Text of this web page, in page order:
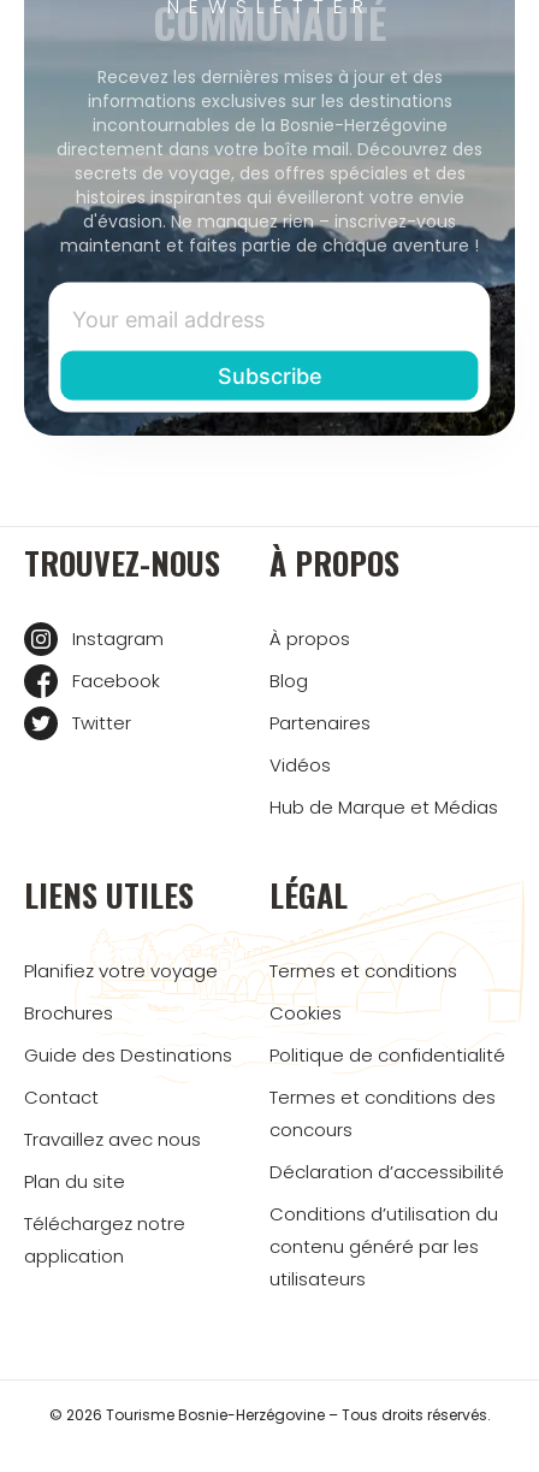
NEWSLETTER
COMMUNAUTÉ
Recevez les dernières mises à jour et des
informations exclusives sur les destinations
incontournables de la Bosnie-Herzégovine
directement dans votre boîte mail. Découvrez des
secrets de voyage, des offres spéciales et des
histoires inspirantes qui éveilleront votre envie
d'évasion. Ne manquez rien – inscrivez-vous
maintenant et faites partie de chaque aventure !
TROUVEZ-NOUS
Instagram
Facebook
Twitter
À PROPOS
À propos
Blog
Partenaires
Vidéos
Hub de Marque et Médias
LIENS UTILES
Planifiez votre voyage
Brochures
Guide des Destinations
Contact
Travaillez avec nous
Plan du site
Téléchargez notre
application
LÉGAL
Termes et conditions
Cookies
Politique de confidentialité
Termes et conditions des
concours
Déclaration d’accessibilité
Conditions d’utilisation du
contenu généré par les
utilisateurs
© 2026 Tourisme Bosnie-Herzégovine – Tous droits réservés.